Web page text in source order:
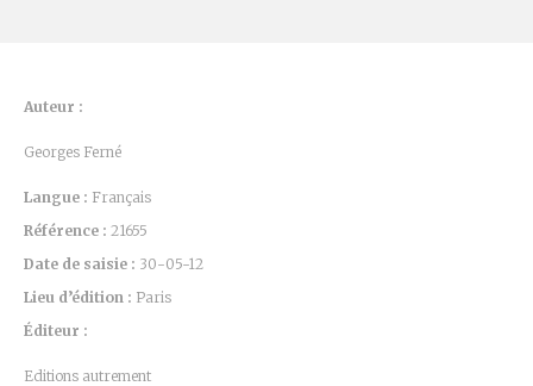
Auteur :
Georges Ferné
Langue : Français
Référence : 21655
Date de saisie : 30-05-12
Lieu d’édition : Paris
Éditeur :
Editions autrement